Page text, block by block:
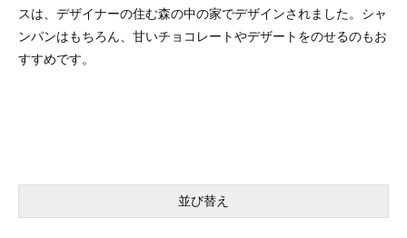
スは、デザイナーの住む森の中の家でデザインされました。シャ
ンパンはもちろん、甘いチョコレートやデザートをのせるのもお
すすめです。
並び替え